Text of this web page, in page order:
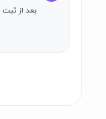
انتخاب
10 برنامه شگفت‌انگیز
نظرات
بعد از